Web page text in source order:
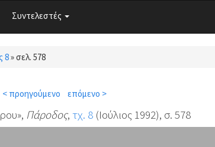
Συντελεστές
8»σελ. 578
< προηγούμενο επόμενο >
Πάροδος, τχ. 8(Ιούλιος 1992), σ. 578